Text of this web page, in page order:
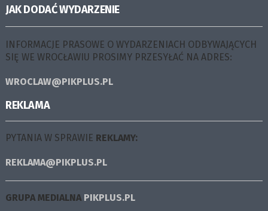
JAK DODAĆ WYDARZENIE
INFORMACJE PRASOWE O WYDARZENIACH ODBYWAJĄCYCH
SIĘ WE WROCŁAWIU PROSIMY PRZESYŁAĆ NA ADRES:
WROCLAW@PIKPLUS.PL
REKLAMA
PYTANIA W SPRAWIE REKLAMY:
REKLAMA@PIKPLUS.PL
GRUPA MEDIALNA PIKPLUS.PL